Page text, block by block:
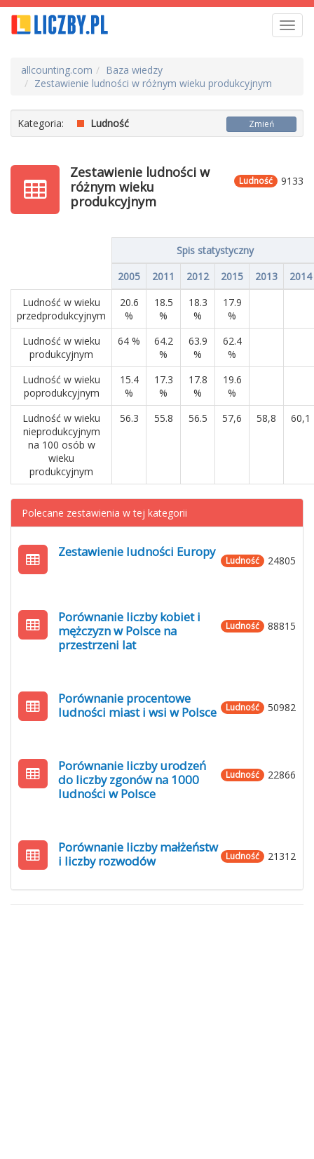
allcounting.com
Baza wiedzy
Zestawienie ludności w różnym wieku produkcyjnym
Kategoria: Ludność Zmień
9133
Ludność
Zestawienie ludności w
różnym wieku
produkcyjnym
Spis statystyczny
2005
2011 2012 2015 2013
2014
Ludność w wieku
przedprodukcyjnym
20.6
%
18.5
%
18.3
%
17.9
%
Ludność w wieku
produkcyjnym
64 %
64.2
%
63.9
%
62.4
%
Ludność w wieku
poprodukcyjnym
15.4
%
17.3
%
17.8
%
19.6
%
Ludność w wieku
nieprodukcyjnym
na 100 osób w
wieku
produkcyjnym
56.3 55.8 56.5 57,6 58,8 60,1
Polecane zestawienia w tej kategorii
24805
Ludność
Zestawienie ludności Europy
88815
Ludność
Porównanie liczby kobiet i
mężczyzn w Polsce na
przestrzeni lat
50982
Ludność
Porównanie procentowe
ludności miast i wsi w Polsce
22866
Ludność
Porównanie liczby urodzeń
do liczby zgonów na 1000
ludności w Polsce
21312
Ludność
Porównanie liczby małżeństw
i liczby rozwodów